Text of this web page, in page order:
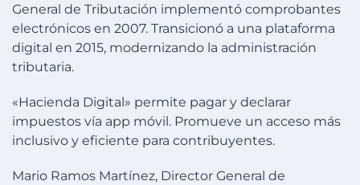
General de Tributación implementó comprobantes
electrónicos en 2007. Transicionó a una plataforma
digital en 2015, modernizando la administración
tributaria.
«Hacienda Digital» permite pagar y declarar
impuestos vía app móvil. Promueve un acceso más
inclusivo y eficiente para contribuyentes.
Mario Ramos Martínez, Director General de